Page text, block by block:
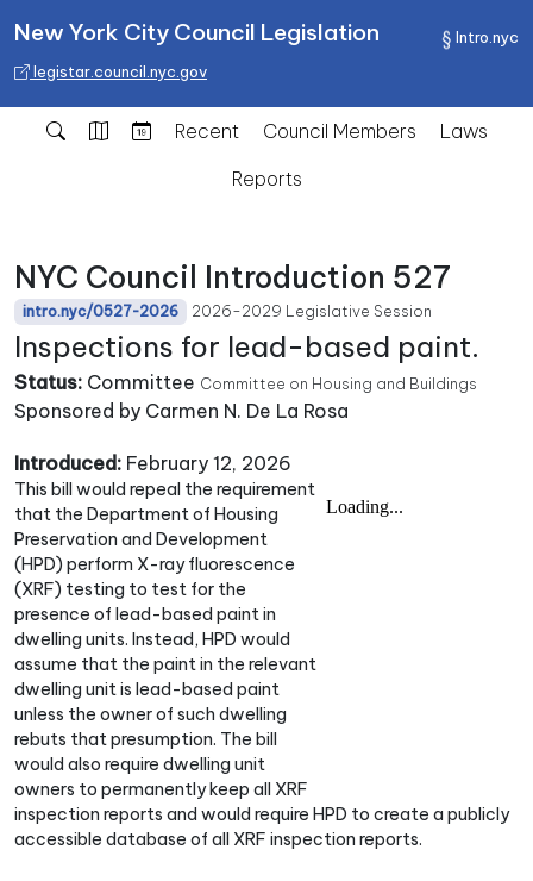
Intro.nyc
New York City Council Legislation
legistar.council.nyc.gov
Recent Council Members
Laws
Reports
NYC Council Introduction 527
intro.nyc/0527-2026 2026-2029 Legislative Session
Inspections for lead-based paint.
Status: Committee Committee on Housing and Buildings
Sponsored by Carmen N. De La Rosa
Introduced: February 12, 2026
This bill would repeal the requirement
that the Department of Housing
Preservation and Development
(HPD) perform X-ray fluorescence
(XRF) testing to test for the
presence of lead-based paint in
dwelling units. Instead, HPD would
assume that the paint in the relevant
dwelling unit is lead-based paint
unless the owner of such dwelling
rebuts that presumption. The bill
would also require dwelling unit
owners to permanently keep all XRF
inspection reports and would require HPD to create a publicly
accessible database of all XRF inspection reports.